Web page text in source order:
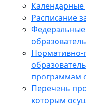
Расписание
Федеральные
Нормативно-
программам
Перечень
которым